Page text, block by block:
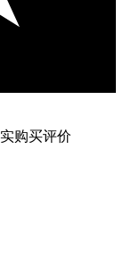
购买评价